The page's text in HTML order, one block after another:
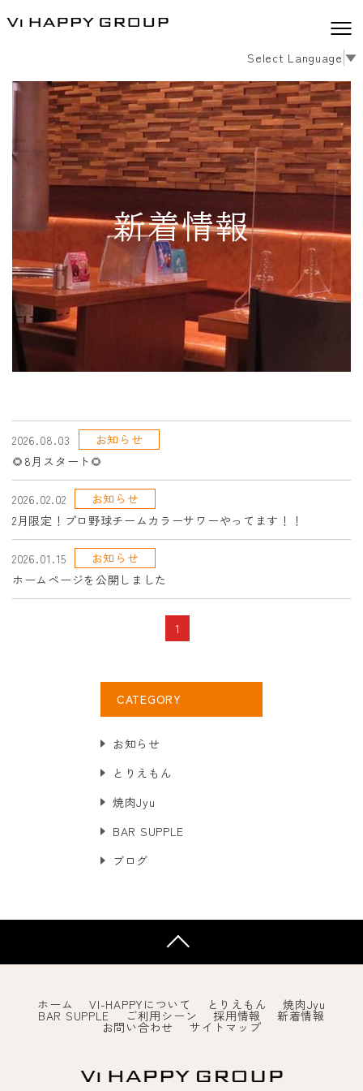
Select Language ▼
新着情報
2026.08.03
お知らせ
🌻8月スタート🌻
2026.02.02
お知らせ
2月限定！プロ野球チームカラーサワーやってます！！
2026.01.15
お知らせ
ホームページを公開しました
1
CATEGORY
お知らせ
とりえもん
焼肉Jyu
BAR SUPPLE
ブログ
ホーム VI-HAPPYについて とりえもん 焼肉Jyu
BAR SUPPLE ご利用シーン 採用情報 新着情報
お問い合わせ サイトマップ